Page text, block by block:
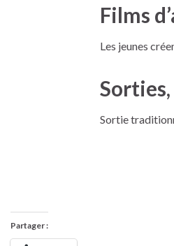
Films
Les jeunes
Sortie
Partager :